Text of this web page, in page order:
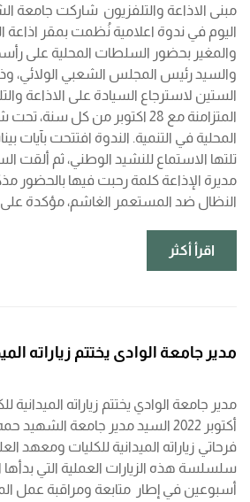
مبنى الاذاعة والتلفزيون شاركت جامعة
اليوم في ندوة اعلامية نُظمت بمقر اذاعة
والمغير بحضور السلطات المحلية على
والسيد رئيس المجلس الشعبي الولائي،
الستين لاسترجاع السيادة على الاذاعة
المتزامنة مع 28 اكتوبر من كل
المحلية في التنمية. الندوة افتتحت بآيات
تلتها الاستماع للنشيد الوطني، ثم ألقت
مديرة الإذاعة كلمة رحبت فيها بالحضور
النظال ضد المستعمر الغاشم، مؤكدة على
اقرأ أكثر
مدير جامعة الوادي يختتم زياراته
أكتوبر 2022 السيد مدير جامعة
فرحاتي زياراته الميدانية للكليات ومعهد
سلسلسة هذه الزيارات العملية التي بدأها
أسبوعين في إطار متابعة ومراقبة عمل